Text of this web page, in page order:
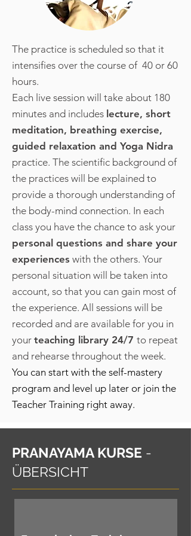
The practice is scheduled so that it
intensifies over the course of 40 or 60
hours.
Each live session will take about 180
minutes and includes lecture, short
meditation, breathing exercise,
guided relaxation and Yoga Nidra
practice. The scientific background of
the practices will be explained to
provide a thorough understanding of
the body-mind connection. In each
class you have the chance to ask your
personal questions and share your
experiences with the others. Your
personal situation will be taken into
account, so that you can gain most of
the experience. All sessions will be
recorded and are available for you in
your teaching library 24/7 to repeat
and rehearse throughout the week.
You can start with the self-mastery
program and level up later or join the
Teacher Training right away.
PRANAYAMA KURSE -
ÜBERSICHT